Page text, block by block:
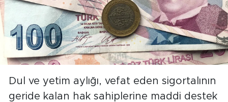
Dul ve yetim aylığı, vefat eden sigortalının
geride kalan hak sahiplerine maddi destek